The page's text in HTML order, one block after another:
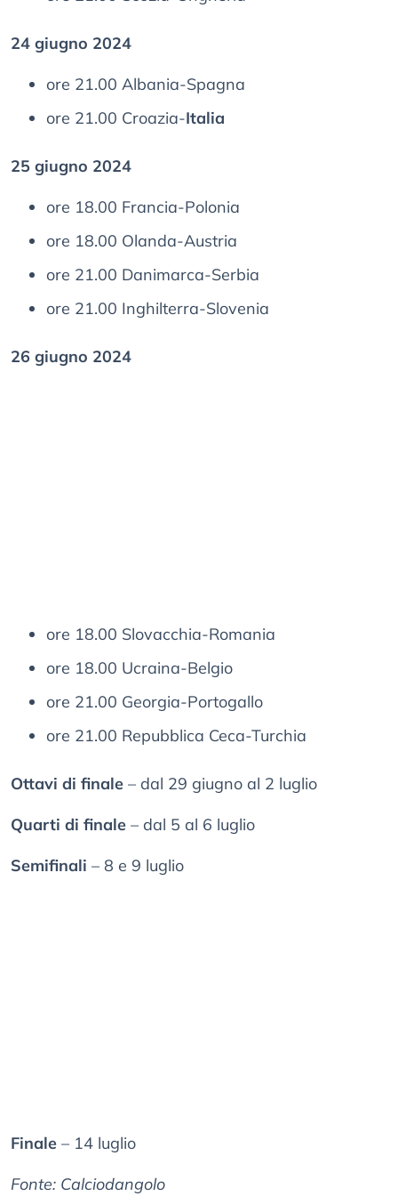
24 giugno 2024
ore 21.00 Albania-Spagna
ore 21.00 Croazia-Italia
25 giugno 2024
ore 18.00 Francia-Polonia
ore 18.00 Olanda-Austria
ore 21.00 Danimarca-Serbia
ore 21.00 Inghilterra-Slovenia
26 giugno 2024
ore 18.00 Slovacchia-Romania
ore 18.00 Ucraina-Belgio
ore 21.00 Georgia-Portogallo
ore 21.00 Repubblica Ceca-Turchia
Ottavi di finale – dal 29 giugno al 2 luglio
Quarti di finale – dal 5 al 6 luglio
Semifinali – 8 e 9 luglio
Finale – 14 luglio
Fonte: Calciodangolo